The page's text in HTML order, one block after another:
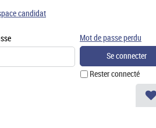
Rester connecté
Mot de passe perdu
candidat